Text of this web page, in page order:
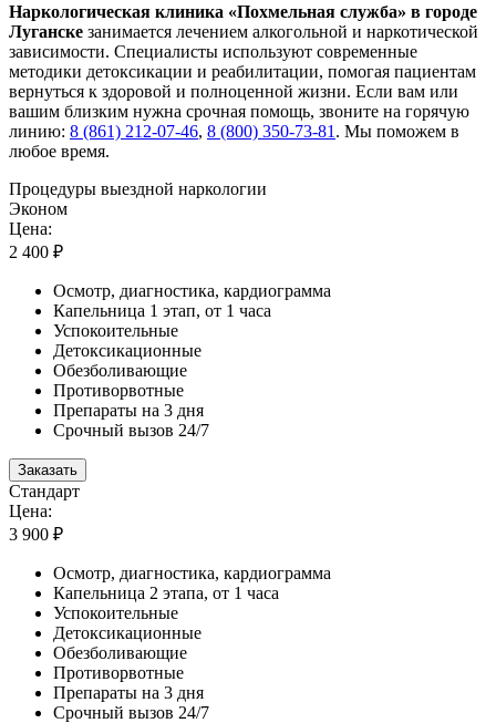
Наркологическая клиника «Похмельная служба» в городе
Луганске занимается лечением алкогольной и наркотической
зависимости. Специалисты используют современные
методики детоксикации и реабилитации, помогая пациентам
вернуться к здоровой и полноценной жизни. Если вам или
вашим близким нужна срочная помощь, звоните на горячую
линию: 8 (861) 212-07-46, 8 (800) 350-73-81 . Мы поможем в
любое время.
Процедуры выездной наркологии
Эконом
Цена:
2 400 ₽
Осмотр, диагностика, кардиограмма
Капельница 1 этап, от 1 часа
Успокоительные
Детоксикационные
Обезболивающие
Противорвотные
Препараты на 3 дня
Срочный вызов 24/7
Заказать
Стандарт
Цена:
3 900 ₽
Осмотр, диагностика, кардиограмма
Капельница 2 этапа, от 1 часа
Успокоительные
Детоксикационные
Обезболивающие
Противорвотные
Препараты на 3 дня
Срочный вызов 24/7